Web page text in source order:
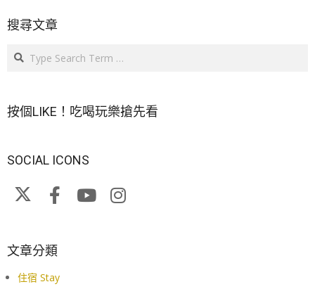
搜尋文章
Search
按個LIKE！吃喝玩樂搶先看
SOCIAL ICONS
文章分類
住宿 Stay